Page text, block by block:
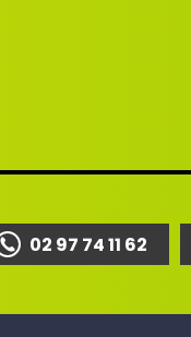
02 97 74 11 62